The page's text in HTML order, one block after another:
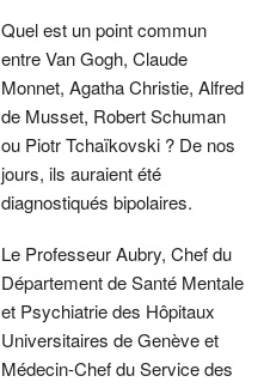
Quel est un point commun
entre Van Gogh, Claude
Monnet, Agatha Christie, Alfred
de Musset, Robert Schuman
ou Piotr Tchaïkovski ? De nos
jours, ils auraient été
diagnostiqués bipolaires.
Le Professeur Aubry, Chef du
Département de Santé Mentale
et Psychiatrie des Hôpitaux
Universitaires de Genève et
Médecin-Chef du Service des